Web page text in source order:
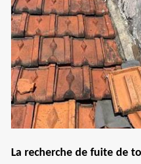
La recherche de fuite de